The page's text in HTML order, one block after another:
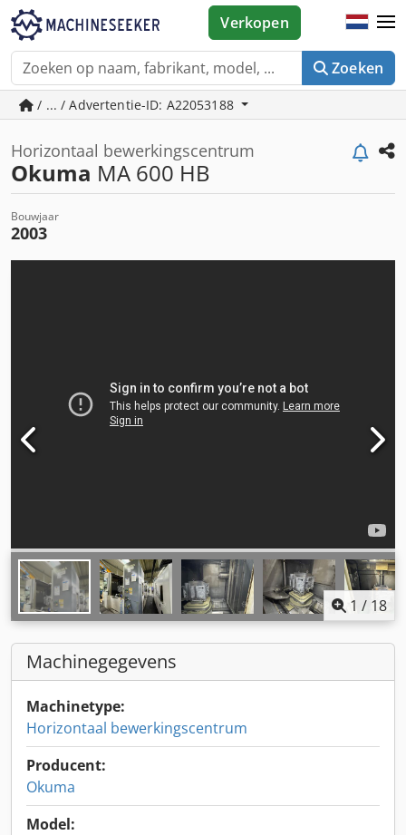
Zoeken
Verkopen
/ ... / Advertentie-ID: A22053188
Horizontaal bewerkingscentrum
Okuma MA 600 HB
Bouwjaar
2003
1 / 18
Machinegegevens
Machinetype:
Horizontaal bewerkingscentrum
Producent:
Okuma
Model: